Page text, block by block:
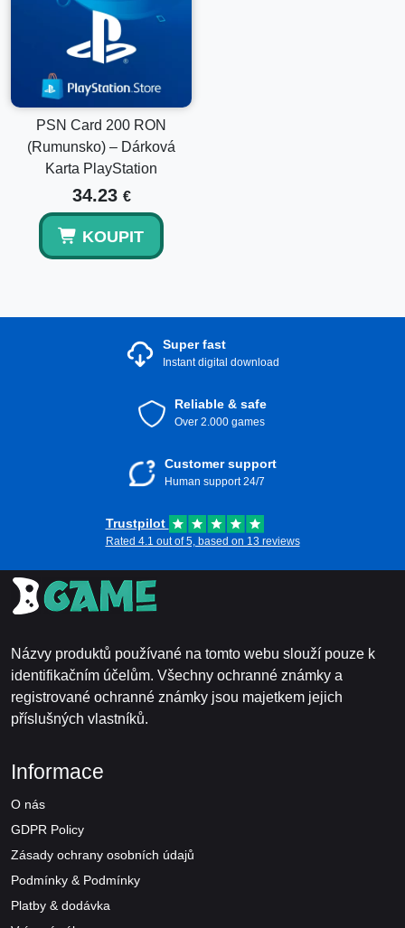
PSN Card 200 RON
(Rumunsko) – Dárková
Karta PlayStation
34.23 €
KOUPIT
Super fast
Instant digital download
Reliable & safe
Over 2.000 games
Customer support
Human support 24/7
Trustpilot
Rated 4.1 out of 5, based on 13 reviews
Názvy produktů používané na tomto webu slouží pouze k
identifikačním účelům. Všechny ochranné známky a
registrované ochranné známky jsou majetkem jejich
příslušných vlastníků.
Informace
O nás
GDPR Policy
Zásady ochrany osobních údajů
Podmínky & Podmínky
Platby & dodávka